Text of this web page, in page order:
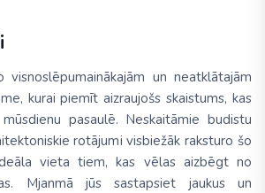
un neatklātajām
kurai piemīt aizraujošs skaistums, kas
pasaulē. Neskaitāmie budistu
rotājumi visbiežāk raksturo šo
vieta tiem, kas vēlas aizbēgt no
Mjanmā jūs sastapsiet jaukus un